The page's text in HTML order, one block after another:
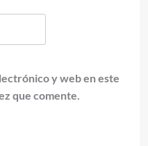
y web en este
que comente.